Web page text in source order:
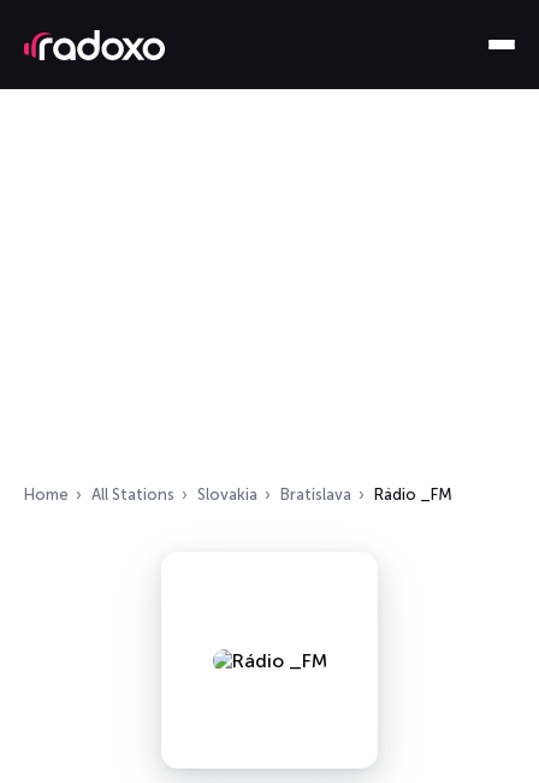
Home All Stations Slovakia Bratislava Rádio _FM